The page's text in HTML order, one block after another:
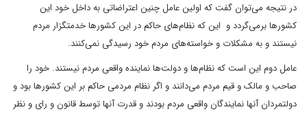
در نتیجه می‌توان گفت که اولین عامل چنین اعتراضاتی‌ به داخل خود این
کشورها برمی‌گردد و این که نظام‌های حاکم در این کشورها خدمتگزار مردم
نیستند و به مشکلات و خواسته‌های مردم خود رسیدگی نمی‌کنند.
عامل دوم این است که نظام‌ها و دولت‌ها نماینده واقعی مردم نیستند. خود را
صاحب و مالک و قیم مردم می‌دانند و اگر نظام مردمی‌ حاکم بر این کشورها بود و
دولتمردان آنها نمایندگان واقعی مردم بودند و قدرت آنها توسط قانون و رای و نظر